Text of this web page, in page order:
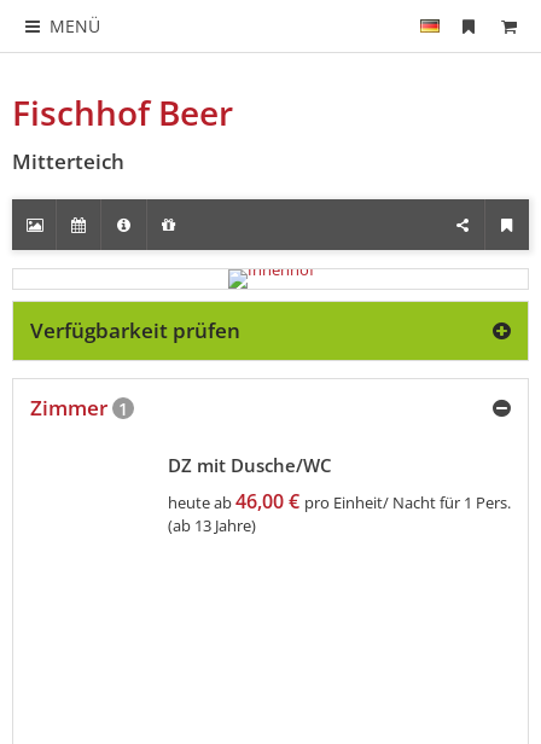
MENÜ
Fischhof Beer
Mitterteich
Verfügbarkeit prüfen
Zimmer 1
DZ mit Dusche/WC
heute ab46,00 € pro Einheit/ Nacht für 1 Pers.
(ab 13 Jahre)